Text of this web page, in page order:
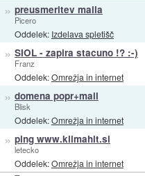
» preusmeritev maila
Picero
Oddelek: Izdelava spletišč
» SIOL - zapira stacuno !? :-)
Franz
Oddelek:Omrežja in internet
» domena popr+mail
Blisk
Oddelek:Omrežja in internet
» ping www.klimahit.si
letecko
Oddelek:Omrežja in internet